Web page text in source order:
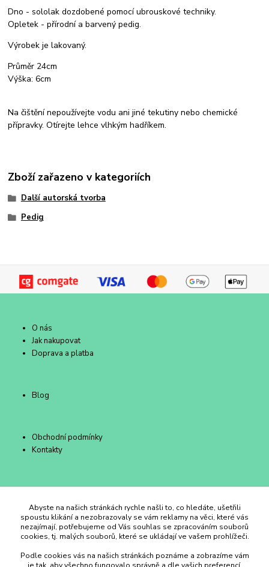
Dno - sololak dozdobené pomocí ubrouskové techniky.
Opletek - přírodní a barvený pedig.
Výrobek je lakovaný.
Průměr 24cm
Výška: 6cm
Na čištění nepoužívejte vodu ani jiné tekutiny nebo chemické
přípravky. Otírejte lehce vlhkým hadříkem.
Zboží zařazeno v kategoriích
Další autorská tvorba
Pedig
O nás
Jak nakupovat
Doprava a platba
Blog
Obchodní podmínky
Kontakty
Duhový Ateliér Kroměříž
+420 734 258 002
duhovyatelier@email.cz
Abyste na našich stránkách rychle našli to, co hledáte, ušetřili
spoustu klikání a nezobrazovaly se vám reklamy na věci, které vás
nezajímají, potřebujeme od Vás souhlas se zpracováním souborů
cookies, tj. malých souborů, které se ukládají ve vašem prohlížeči.
Podle cookies vás na našich stránkách poznáme a zobrazíme vám